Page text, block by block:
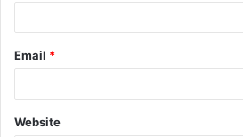
Email *
Website